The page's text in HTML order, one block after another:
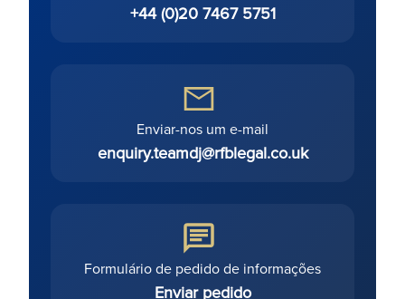
+44 (0)20 7467 5751
Enviar-nos um e-mail
enquiry.teamdj@rfblegal.co.uk
Formulário de pedido de informações
Enviar pedido